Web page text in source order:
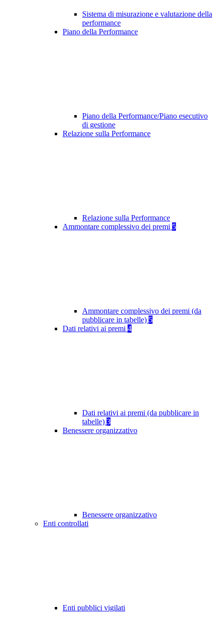
Sistema di misurazione e valutazione della
performance
Piano della Performance
Piano della Performance/Piano esecutivo
di gestione
Relazione sulla Performance
Relazione sulla Performance
Ammontare complessivo dei premi 5
Ammontare complessivo dei premi (da
pubblicare in tabelle) 5
Dati relativi ai premi 4
Dati relativi ai premi (da pubblicare in
tabelle) 3
Benessere organizzativo
Benessere organizzativo
Enti controllati
Enti pubblici vigilati